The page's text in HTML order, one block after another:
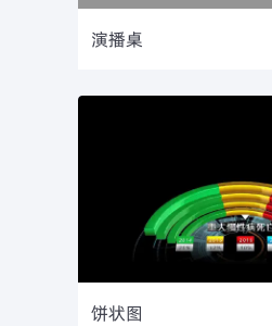
演播桌
饼状图